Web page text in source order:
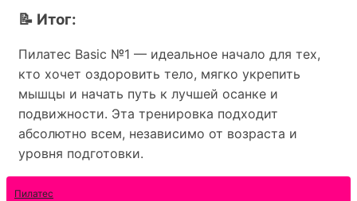
📝 Итог:
Пилатес Basic №1 — идеальное начало для тех,
кто хочет оздоровить тело, мягко укрепить
мышцы и начать путь к лучшей осанке и
подвижности. Эта тренировка подходит
абсолютно всем, независимо от возраста и
уровня подготовки.
Пилатес